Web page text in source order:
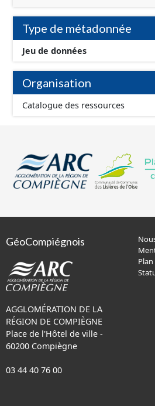
Type de métadonnée
Jeu de données
Organisation
Catalogue des ressources
GéoCompiégnois
AGGLOMÉRATION DE LA
RÉGION DE COMPIÈGNE
Place de l'Hôtel de ville -
60200 Compiègne
03 44 40 76 00